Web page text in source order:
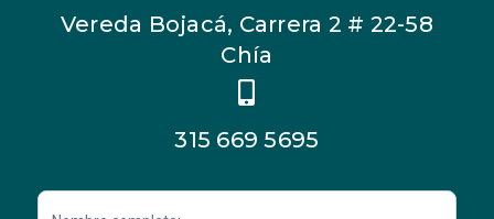
Vereda Bojacá, Carrera 2 # 22-58
Chía
315 669 5695
Contacto